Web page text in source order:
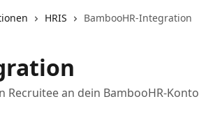
HRIS BambooHR-Integration
Recruitee an dein BambooHR-Konto